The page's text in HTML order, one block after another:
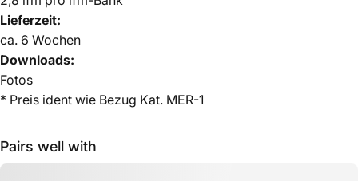
Lieferzeit:
ca. 6 Wochen
Downloads:
Fotos
* Preis ident wie Bezug Kat. MER-1
Pairs well with